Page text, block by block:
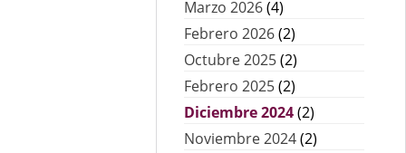
Marzo 2026(4)
Febrero 2026(2)
Octubre 2025(2)
Febrero 2025(2)
Diciembre 2024(2)
Noviembre 2024(2)